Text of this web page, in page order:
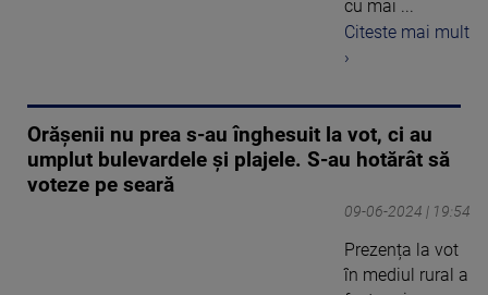
cu mai ...
Citeste mai mult
›
Orășenii nu prea s-au înghesuit la vot, ci au
umplut bulevardele și plajele. S-au hotărât să
voteze pe seară
09-06-2024 | 19:54
Prezența la vot
în mediul rural a